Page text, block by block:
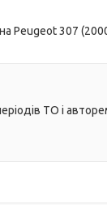
Peugeot 307
ТО і